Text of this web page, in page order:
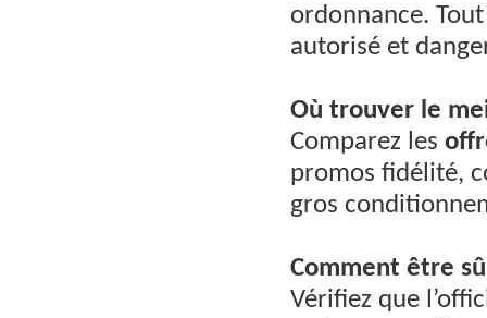
ordonnance.
autorisé et
Où trouver le
Comparez les
promos fidélité,
gros
Comment être
Vérifiez que